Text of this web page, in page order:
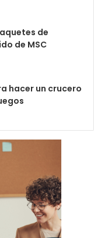
de
de MSC
hacer un crucero